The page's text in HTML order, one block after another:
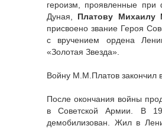
героизм, проявленные при
Дуная, Платову Михаилу
присвоено звание Героя
с вручением ордена
«Золотая Звезда».
Войну М.М.Платов закончил
После окончания войны
в Советской Армии. В
демобилизован. Жил в